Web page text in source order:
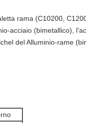
rama (C10200,
acciaio (bimetallico),
del Alluminio-rame